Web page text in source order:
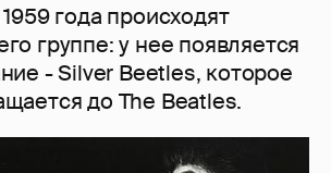
года происходят
группе: у нее появляется
- Silver Beetles, которое
до The Beatles.